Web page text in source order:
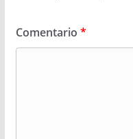
Comentario *